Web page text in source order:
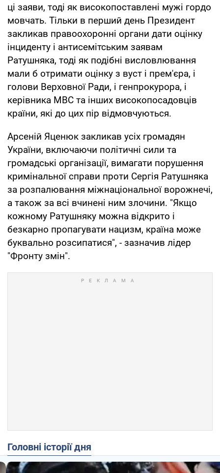
ці заяви, тоді як високопоставлені мужі гордо
мовчать. Тільки в перший день Президент
закликав правоохоронні органи дати оцінку
інциденту і антисемітським заявам
Ратушняка, тоді як подібні висловлювання
мали б отримати оцінку з вуст і прем'єра, і
голови Верховної Ради, і генпрокурора, і
керівника МВС та інших високопосадовців
країни, які до цих пір відмовчуються.
Арсеній Яценюк закликав усіх громадян
України, включаючи політичні сили та
громадські організації, вимагати порушення
кримінальної справи проти Сергія Ратушняка
за розпалювання міжнаціональної ворожнечі,
а також за всі вчинені ним злочини. "Якщо
кожному Ратушняку можна відкрито і
безкарно пропагувати нацизм, країна може
буквально розсипатися", - зазначив лідер
"Фронту змін".
Головні історії дня